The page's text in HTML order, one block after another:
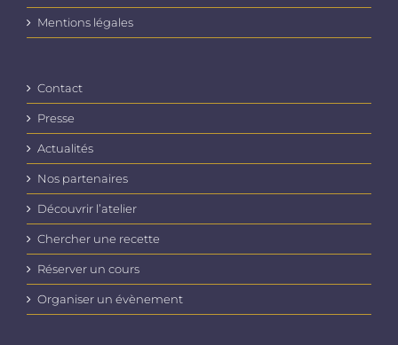
Mentions légales
Contact
Presse
Actualités
Nos partenaires
Découvrir l’atelier
Chercher une recette
Réserver un cours
Organiser un évènement